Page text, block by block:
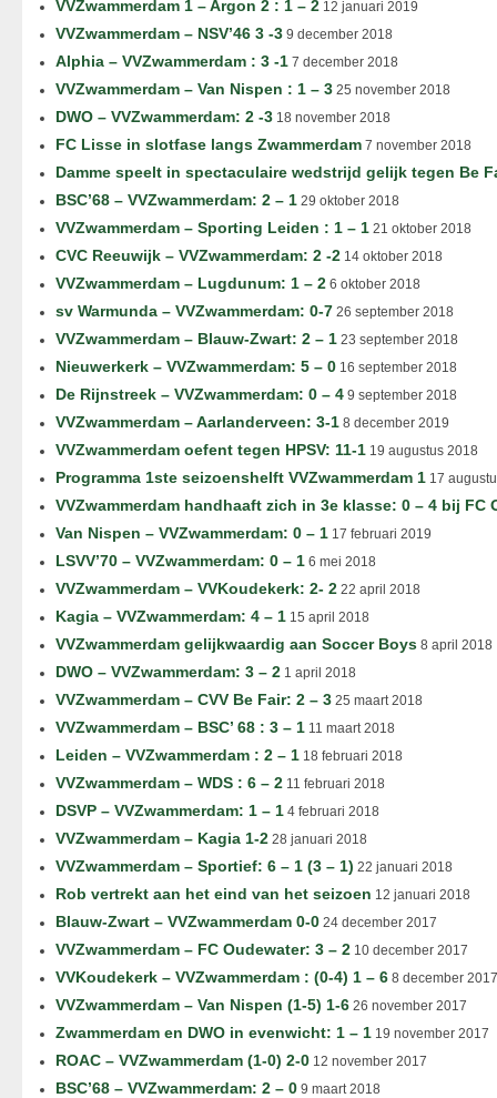
VVZwammerdam 1 – Argon 2 : 1 – 2 12 januari 2019
VVZwammerdam – NSV’46 3 -3 9 december 2018
Alphia – VVZwammerdam : 3 -1 7 december 2018
VVZwammerdam – Van Nispen : 1 – 3 25 november 2018
DWO – VVZwammerdam: 2 -3 18 november 2018
FC Lisse in slotfase langs Zwammerdam 7 november 2018
Damme speelt in spectaculaire wedstrijd gelijk tegen Be
BSC’68 – VVZwammerdam: 2 – 1 29 oktober 2018
VVZwammerdam – Sporting Leiden : 1 – 1 21 oktober 2018
CVC Reeuwijk – VVZwammerdam: 2 -2 14 oktober 2018
VVZwammerdam – Lugdunum: 1 – 2 6 oktober 2018
sv Warmunda – VVZwammerdam: 0-7 26 september 2018
VVZwammerdam – Blauw-Zwart: 2 – 1 23 september 2018
Nieuwerkerk – VVZwammerdam: 5 – 0 16 september 2018
De Rijnstreek – VVZwammerdam: 0 – 4 9 september 2018
VVZwammerdam – Aarlanderveen: 3-1 8 december 2019
VVZwammerdam oefent tegen HPSV: 11-1 19 augustus 2018
Programma 1ste seizoenshelft VVZwammerdam 1 17
VVZwammerdam handhaaft zich in 3e klasse: 0 – 4 bij FC
Van Nispen – VVZwammerdam: 0 – 1 17 februari 2019
LSVV’70 – VVZwammerdam: 0 – 1 6 mei 2018
VVZwammerdam – VVKoudekerk: 2- 2 22 april 2018
Kagia – VVZwammerdam: 4 – 1 15 april 2018
VVZwammerdam gelijkwaardig aan Soccer Boys 8 april 2018
DWO – VVZwammerdam: 3 – 2 1 april 2018
VVZwammerdam – CVV Be Fair: 2 – 3 25 maart 2018
VVZwammerdam – BSC’ 68 : 3 – 1 11 maart 2018
Leiden – VVZwammerdam : 2 – 1 18 februari 2018
VVZwammerdam – WDS : 6 – 2 11 februari 2018
DSVP – VVZwammerdam: 1 – 1 4 februari 2018
VVZwammerdam – Kagia 1-2 28 januari 2018
VVZwammerdam – Sportief: 6 – 1 (3 – 1) 22 januari 2018
Rob vertrekt aan het eind van het seizoen 12 januari 2018
Blauw-Zwart – VVZwammerdam 0-0 24 december 2017
VVZwammerdam – FC Oudewater: 3 – 2 10 december 2017
VVKoudekerk – VVZwammerdam : (0-4) 1 – 6 8 december 2017
VVZwammerdam – Van Nispen (1-5) 1-6 26 november 2017
Zwammerdam en DWO in evenwicht: 1 – 1 19 november 2017
ROAC – VVZwammerdam (1-0) 2-0 12 november 2017
BSC’68 – VVZwammerdam: 2 – 0 9 maart 2018